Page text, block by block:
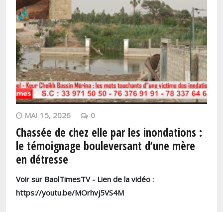
MAI 15, 2026 0
Chassée de chez elle par les inondations :
le témoignage bouleversant d’une mère
en détresse
Voir sur BaolTimesTV - Lien de la vidéo :
https://youtu.be/MOrhvj5VS4M